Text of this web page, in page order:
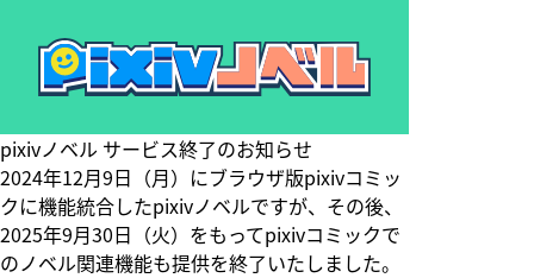
pixivノベル サービス終了のお知らせ
2024年12月9日（月）にブラウザ版pixivコミッ
クに機能統合したpixivノベルですが、その後、
2025年9月30日（火）をもってpixivコミックで
のノベル関連機能も提供を終了いたしました。